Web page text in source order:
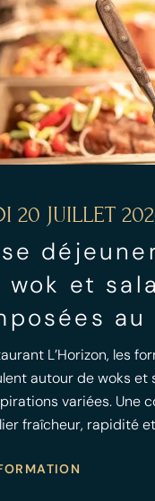
20 JUILLET
wok et
au
L’Horizon, les
autour de woks et
variées. Une
fraîcheur, rapidité